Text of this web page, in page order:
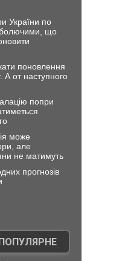
України по
болючими, що
поновлення
А от наступного
попри
може
але
не матимуть
прогнозів